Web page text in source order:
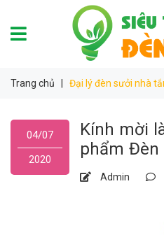
Trang chủ Đại lý đèn sưởi nhà
04/07
2020
Kính mời
phẩm
Admin